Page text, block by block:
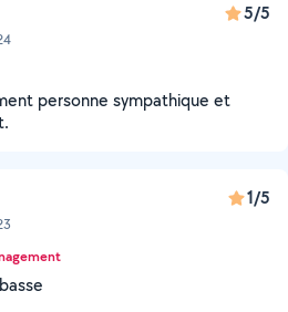
5/5
personne sympathique et
1/5